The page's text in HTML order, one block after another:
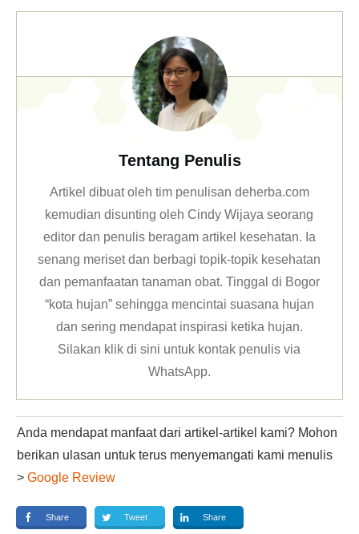
Tentang Penulis
Artikel dibuat oleh tim penulisan deherba.com
kemudian disunting oleh Cindy Wijaya seorang
editor dan penulis beragam artikel kesehatan. Ia
senang meriset dan berbagi topik-topik kesehatan
dan pemanfaatan tanaman obat. Tinggal di Bogor
“kota hujan” sehingga mencintai suasana hujan
dan sering mendapat inspirasi ketika hujan.
Silakan klikdi sini untuk kontak penulis via
WhatsApp.
Anda mendapat manfaat dari artikel-artikel kami? Mohon
berikan ulasan untuk terus menyemangati kami menulis
> Google Review
Share Tweet Share